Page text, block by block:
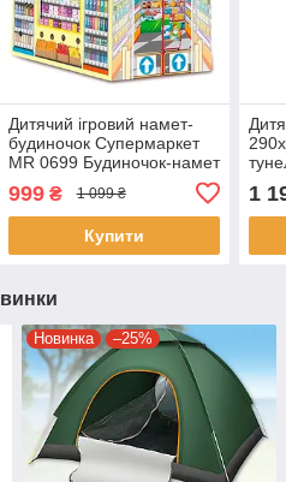
Дитячий ігровий намет-
будиночок Супермаркет
MR 0699 Будиночок-намет
999₴ 1 099 ₴
Купити
1
Новинка –25%